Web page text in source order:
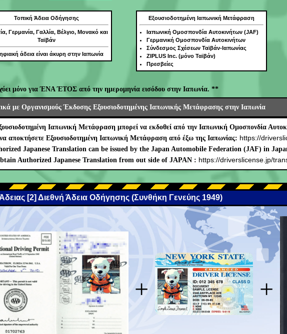
Τοπική Άδεια Οδήγησης
Γερμανία, Γαλλία, Βέλγιο, Μονακό και
Ταϊβάν
άδεια είναι άκυρη στην Ιαπωνία
Εξουσιοδοτημένη Ιαπωνική Μετάφραση
Ιαπωνική Ομοσπονδία Αυτοκινήτων (JAF)
Γερμανική Ομοσπονδία Αυτοκινήτων
Σύνδεσμος Σχέσεων Ταϊβάν-Ιαπωνίας
ZIPLUS Inc. (μόνο Ταϊβάν)
Πρεσβείες
μόνο για ΈΝΑ ΈΤΟΣ από την ημερομηνία εισόδου στην Ιαπωνία. **
με Οργανισμούς Έκδοσης Εξουσιοδοτημένης Ιαπωνικής Μετάφρασης στην Ιαπωνία
Ιαπωνική Μετάφραση μπορεί να εκδοθεί από την Ιαπωνική Ομοσπονδία
αποκτήσετε Εξουσιοδοτημένη Ιαπωνική Μετάφραση από έξω της Ιαπωνίας: https://
Japanese Translation can be issued by the Japan Automobile Federation (JAF) in
Authorized Japanese Translation from out side of JAPAN : https://driverslicense.jp/
[2] Διεθνή Άδεια Οδήγησης (Συνθήκη Γενεύης 1949)
+ +